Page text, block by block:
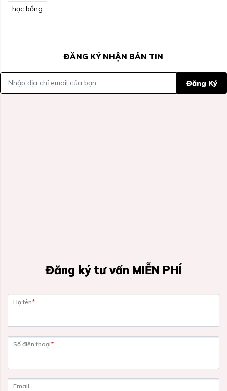
học bổng
ĐĂNG KÝ NHẬN BẢN TIN
Đăng Ký
Đăng ký tư vấn MIỄN PHÍ
Họ tên*
Số điện thoại*
Email